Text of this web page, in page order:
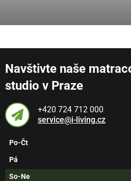
Navštivte naše
studio v Praze
+420 724 712 000
service@i-living.cz
Po-Čt
Pá
So-Ne